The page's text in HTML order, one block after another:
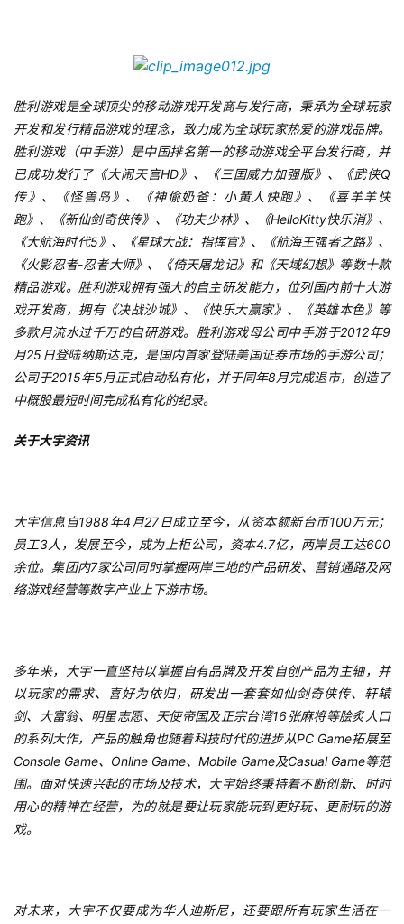
中
文
(
中
国
)
胜利游戏是全球顶尖的移动游戏开发商与发行商，秉承为全球玩家
开发和发行精品游戏的理念，致力成为全球玩家热爱的游戏品牌。
胜利游戏（中手游）是中国排名第一的移动游戏全平台发行商，并
已成功发行了《大闹天宫HD》、《三国威力加强版》、《武侠Q
传》、《怪兽岛》、《神偷奶爸：小黄人快跑》、《喜羊羊快
跑》、《新仙剑奇侠传》、《功夫少林》、《HelloKitty快乐消》、
《大航海时代5》、《星球大战：指挥官》、《航海王强者之路》、
《火影忍者-忍者大师》、《倚天屠龙记》和《天域幻想》等数十款
精品游戏。胜利游戏拥有强大的自主研发能力，位列国内前十大游
戏开发商，拥有《决战沙城》、《快乐大赢家》、《英雄本色》等
多款月流水过千万的自研游戏。胜利游戏母公司中手游于2012年9
月25日登陆纳斯达克，是国内首家登陆美国证券市场的手游公司；
公司于2015年5月正式启动私有化，并于同年8月完成退市，创造了
中概股最短时间完成私有化的纪录。
关于大宇资讯
大宇信息自1988年4月27日成立至今，从资本额新台币100万元；
员工3人，发展至今，成为上柜公司，资本4.7亿，两岸员工达600
余位。集团内7家公司同时掌握两岸三地的产品研发、营销通路及网
络游戏经营等数字产业上下游市场。
多年来，大宇一直坚持以掌握自有品牌及开发自创产品为主轴，并
以玩家的需求、喜好为依归，研发出一套套如仙剑奇侠传、轩辕
剑、大富翁、明星志愿、天使帝国及正宗台湾16张麻将等脍炙人口
的系列大作，产品的触角也随着科技时代的进步从PC Game拓展至
Console Game、Online Game、Mobile Game及Casual Game等范
围。面对快速兴起的市场及技术，大宇始终秉持着不断创新、时时
用心的精神在经营，为的就是要让玩家能玩到更好玩、更耐玩的游
戏。
对未来，大宇不仅要成为华人迪斯尼，还要跟所有玩家生活在一